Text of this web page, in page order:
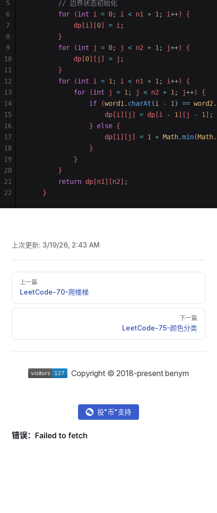
        // 边界状态初始化
        for
(int i = 0; i < n1 + 1 ; i++) {
            dp[i][
0] = i ;
        }
        for
(int j = 0; j < n2 + 1 ; j++) {
            dp[
0][j] = j ;
        }
        for
(int i = 1 ; i < n1 + 1 ; i++) {
            for
(int j = 1 ; j < n2 + 1 ; j++) {
                if
(word1 . charAt (i - 1 ) == word2 .
                    dp[i][j]
= dp[i - 1 ][j - 1 ] ;
                }
else {
                    dp[i][j]
= 1 + Math.min(Math.
                }
            }
        }
        return
dp[n1][n2] ;
    }
5
6
7
8
9
10
11
12
13
14
15
16
17
18
19
20
21
22
上次更新: 3/19/26, 2:43 AM
Pager
上一篇
LeetCode-70-爬楼梯
下一篇
LeetCode-75-颜色分类
Copyright © 2018-present benym
投"币"支持